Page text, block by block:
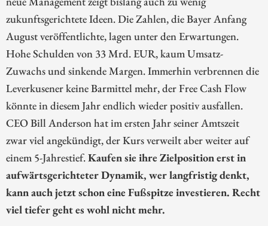
zukunftsgerichtete Ideen. Die Zahlen, die Bayer Anfang
August veröffentlichte, lagen unter den Erwartungen.
Hohe Schulden von 33 Mrd. EUR, kaum Umsatz-
Zuwachs und sinkende Margen. Immerhin verbrennen die
Leverkusener keine Barmittel mehr, der Free Cash Flow
könnte in diesem Jahr endlich wieder positiv ausfallen.
CEO Bill Anderson hat im ersten Jahr seiner Amtszeit
zwar viel angekündigt, der Kurs verweilt aber weiter auf
einem 5-Jahrestief.Kaufen sie ihre Zielposition erst in
aufwärtsgerichteter Dynamik, wer langfristig denkt,
kann auch jetzt schon eine Fußspitze investieren. Recht
viel tiefer geht es wohl nicht mehr.